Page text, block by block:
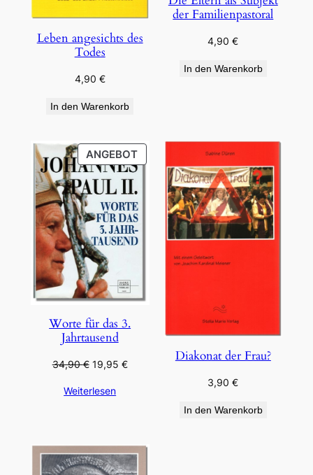
Leben angesichts des
Todes
4,90 €
In den Warenkorb
der Familienpastoral
4,90€
In den Warenkorb
ANGEBOTPRODUKT
IM
ANGEBOT
Worte für das 3.
Jahrtausend
34,90€ Ursprünglicher
war:
19,95 €Aktueller
Weiterlesen
Diakonat der Frau?
3,90€
In den Warenkorb